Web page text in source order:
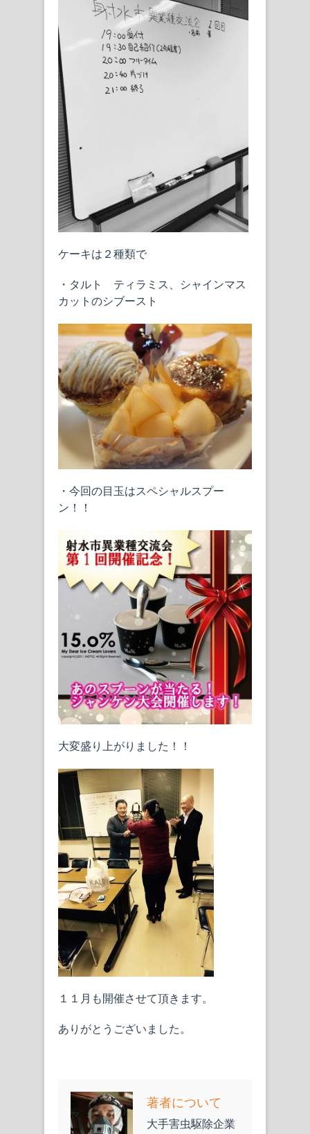
ケーキは２種類で
・タルト ティラミス、シャインマス
カットのシブースト
・今回の目玉はスペシャルスプー
ン！！
大変盛り上がりました！！
１１月も開催させて頂きます。
ありがとうございました。
著者について
大手害虫駆除企業